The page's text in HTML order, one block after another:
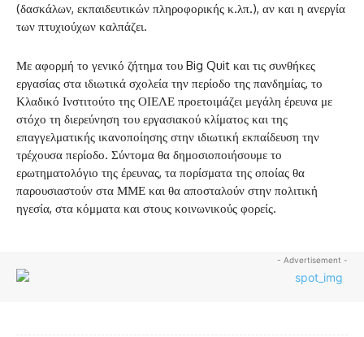
(δασκάλων, εκπαιδευτικών πληροφορικής κ.λπ.), αν και η ανεργία
των πτυχιούχων καλπάζει.
Με αφορμή το γενικό ζήτημα του Big Quit και τις συνθήκες
εργασίας στα ιδιωτικά σχολεία την περίοδο της πανδημίας, το
Κλαδικό Ινστιτούτο της ΟΙΕΛΕ προετοιμάζει μεγάλη έρευνα με
στόχο τη διερεύνηση του εργασιακού κλίματος και της
επαγγελματικής ικανοποίησης στην ιδιωτική εκπαίδευση την
τρέχουσα περίοδο. Σύντομα θα δημοσιοποιήσουμε το
ερωτηματολόγιο της έρευνας, τα πορίσματα της οποίας θα
παρουσιαστούν στα ΜΜΕ και θα αποσταλούν στην πολιτική
ηγεσία, στα κόμματα και στους κοινωνικούς φορείς.
- Advertisement -